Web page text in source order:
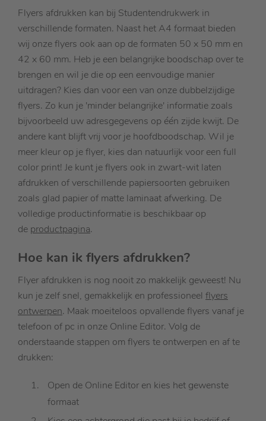
Flyers afdrukken kan bij Studentendrukwerk in
verschillende formaten. Naast het A4 formaat bieden
wij onze flyers ook aan op de formaten 50 x 50 mm en
42 x 60 mm. Heb je een belangrijke boodschap over te
brengen en wil je die op een eenvoudige manier
uitdragen? Kies dan voor een van onze dubbelzijdige
flyers. Zo kun je 'minder belangrijke' informatie zoals
bijvoorbeeld uw adresgegevens op één zijde kwijt. De
andere kant blijft vrij voor je hoofdboodschap. Wil je
meer kleur op je flyer, kies dan natuurlijk voor een full
color print! Je kunt je flyers ook in zwart-wit laten
afdrukken of verschillende papiersoorten gebruiken
zoals glad papier of matte laminaat afwerking. De
volledige productinformatie is beschikbaar op
de productpagina.
Hoe kan ik flyers afdrukken?
Flyer afdrukken is nog nooit zo makkelijk geweest! Nu
kun je zelf snel, gemakkelijk en professioneel flyers
ontwerpen. Maak moeiteloos opvallende flyers vanaf je
telefoon of pc in onze Online Editor. Volg de
onderstaande stappen om flyers te ontwerpen en af te
drukken:
Open de Online Editor en kies het gewenste
formaat